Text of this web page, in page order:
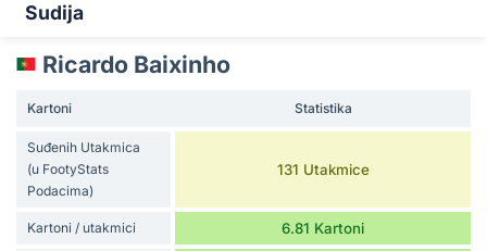
Sudija
Ricardo Baixinho
Kartoni Statistika
Suđenih Utakmica
(u FootyStats
Podacima)
131 Utakmice
Kartoni / utakmici 6.81 Kartoni